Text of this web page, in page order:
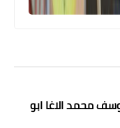
محمد الاغا ابو